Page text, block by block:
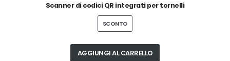
Scanner di codici QR integrati per tornelli
SCONTO
AGGIUNGI AL CARRELLO